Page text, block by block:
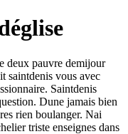
deux pauvre demijour
saintdenis vous avec
Saintdenis
Dune jamais bien
rien boulanger. Nai
triste enseignes dans